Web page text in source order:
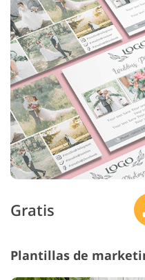
Gratis